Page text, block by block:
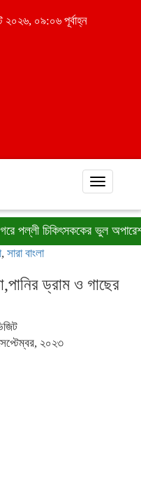
২০২৬, ০৯:০৬ পূর্বাহ্ন
Toggle
চিকিৎসককের ভুল অপারেশনে
, সারা বাংলা
ড্রাম ও গাছের
২০২৩